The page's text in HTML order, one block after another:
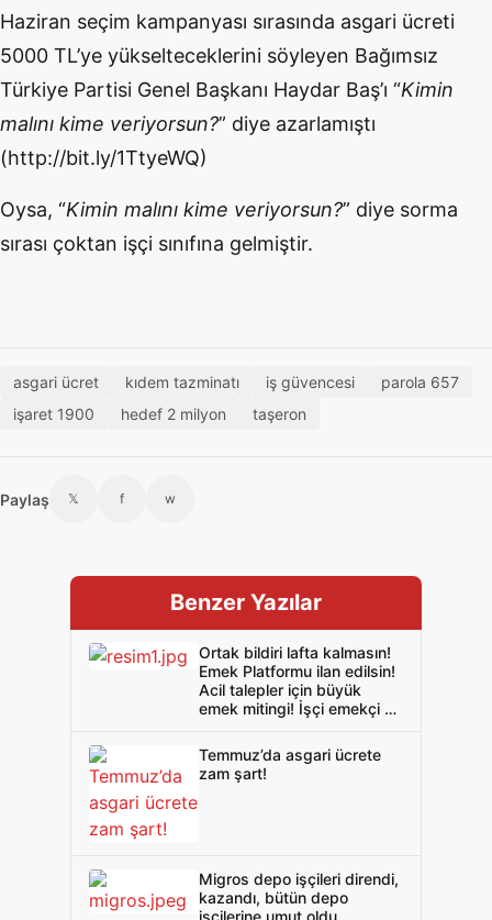
Haziran seçim kampanyası sırasında asgari ücreti
5000 TL’ye yükselteceklerini söyleyen Bağımsız
Türkiye Partisi Genel Başkanı Haydar Baş’ı “Kimin
malını kime veriyorsun?” diye azarlamıştı
(http://bit.ly/1TtyeWQ)
Oysa, “Kimin malını kime veriyorsun?” diye sorma
sırası çoktan işçi sınıfına gelmiştir.
asgari ücret kıdem tazminatı iş güvencesi
parola 657
işaret 1900
hedef 2 milyon taşeron
Paylaş 𝕏 f w
Benzer Yazılar
Ortak bildiri lafta kalmasın!
Emek Platformu ilan edilsin!
Acil talepler için büyük
emek mitingi! İşçi emekçi el
örgütlenmeye!
Temmuz’da asgari ücrete
zam şart!
Migros depo işçileri direndi,
kazandı, bütün depo
işçilerine umut oldu